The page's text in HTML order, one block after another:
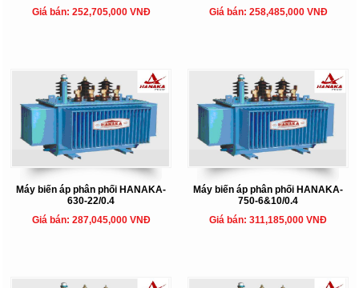
Giá bán: 252,705,000 VNĐ
Giá bán: 258,485,000 VNĐ
Máy biến áp phân phối HANAKA-
630-22/0.4
Giá bán: 287,045,000 VNĐ
Máy biến áp phân phối HANAKA-
750-6&10/0.4
Giá bán: 311,185,000 VNĐ